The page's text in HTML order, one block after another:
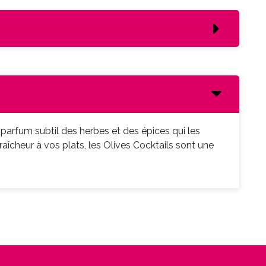
subtil des herbes et des épices qui les
à vos plats, les Olives Cocktails sont une